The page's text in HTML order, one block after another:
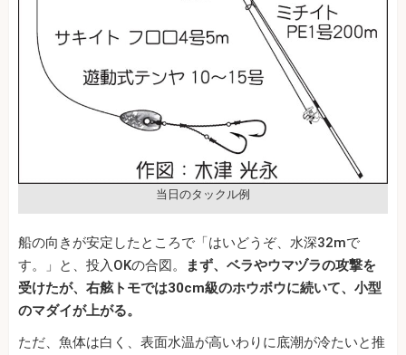
当日のタックル例
船の向きが安定したところで「はいどうぞ、水深32mで
す。」と、投入OKの合図。
まず、ベラやウマヅラの攻撃を
受けたが、右舷トモでは30cm級のホウボウに続いて、小型
のマダイが上がる。
ただ、魚体は白く、表面水温が高いわりに底潮が冷たいと推